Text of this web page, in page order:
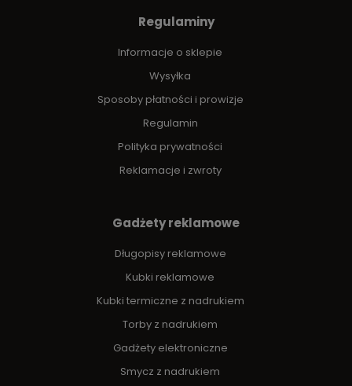
Regulaminy
Informacje o sklepie
Wysyłka
Sposoby płatności i prowizje
Regulamin
Polityka prywatności
Reklamacje i zwroty
Gadżety reklamowe
Długopisy reklamowe
Kubki reklamowe
Kubki termiczne z nadrukiem
Torby z nadrukiem
Gadżety elektroniczne
Smycz z nadrukiem